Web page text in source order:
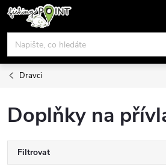
Přejít
obsah
Dravci
Doplňky na
Filtrovat